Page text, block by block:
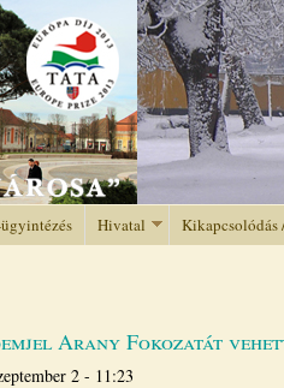
navigation
Hivatal Kikapcsolódás
Arany Fokozatát
2 - 11:23